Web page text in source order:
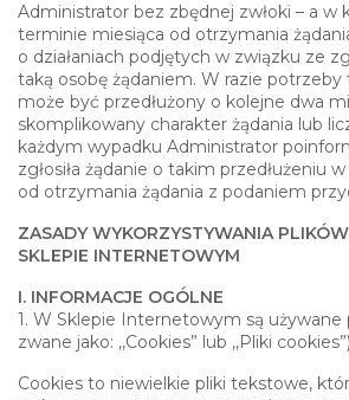
Administrator bez zbędnej zwłoki – a w
terminie miesiąca od otrzymania
o działaniach podjętych w związku ze
taką osobę żądaniem. W razie
może być przedłużony o kolejne dwa
skomplikowany charakter żądania lub
każdym wypadku Administrator
zgłosiła żądanie o takim przedłużeniu
od otrzymania żądania z podaniem
ZASADY WYKORZYSTYWANIA
SKLEPIE INTERNETOWYM
I. INFORMACJE OGÓLNE
1. W Sklepie Internetowym są używane
zwane jako: ,,Cookies” lub ,,Pliki
Cookies to niewielkie pliki tekstowe,